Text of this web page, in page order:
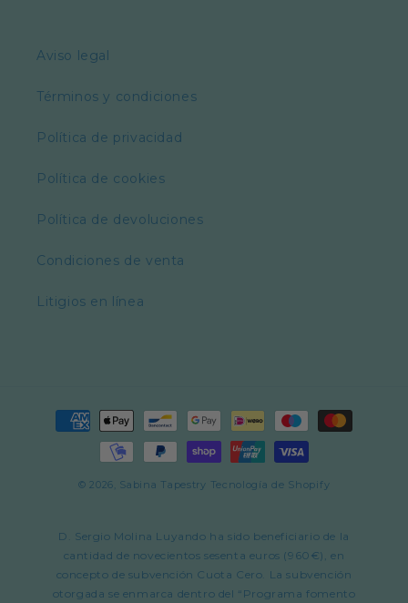
Aviso legal
Términos y condiciones
Política de privacidad
Política de cookies
Política de devoluciones
Condiciones de venta
Litigios en línea
Formas
© 2026, Sabina Tapestry Tecnología de Shopify
D. Sergio Molina Luyando ha sido beneficiario de la
cantidad de novecientos sesenta euros (960€), en
concepto de subvención Cuota Cero. La subvención
otorgada se enmarca dentro del “Programa fomento